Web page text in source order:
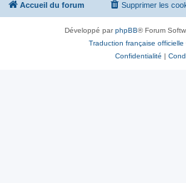
Accueil du forum Supprimer les
Développé parphpBB® Forum
Traduction française officielle
Confidentialité |